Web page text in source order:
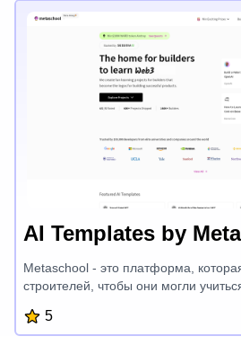
тестирование темы электронной
цитаты, исследователь стран,
рекомендации книг, таймер
повестки дня, улучшенный HN,
репозиториев GitHub и счетчик
разработано для оптимизации
AI Templates by
Metaschool - это платформа,
строителей, чтобы они могли
персонализированные обучающие
наставничество, чтобы помочь
5